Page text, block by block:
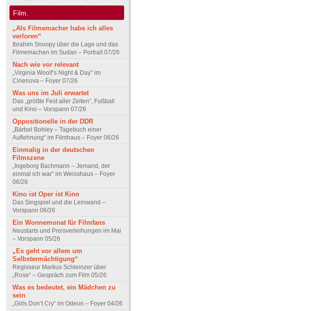
Film.
„Als Filmemacher habe ich alles
verloren“
Ibrahim Snoopy über die Lage und das
Filmemachen im Sudan – Portrait 07/26
Nach wie vor relevant
„Virginia Woolf’s Night & Day“ im
Cinenova – Foyer 07/26
Was uns im Juli erwartet
Das „größte Fest aller Zeiten“, Fußball
und Kino – Vorspann 07/26
Oppositionelle in der DDR
„Bärbel Bohley – Tagebuch einer
Auflehnung“ im Filmhaus – Foyer 06/26
Einmalig in der deutschen
Filmszene
„Ingeborg Bachmann – Jemand, der
einmal ich war“ im Weisshaus – Foyer
06/26
Kino ist Oper ist Kino
Das Singspiel und die Leinwand –
Vorspann 06/26
Ein Wonnemonat für Filmfans
Neustarts und Preisverleihungen im Mai
– Vorspann 05/26
„Es geht vor allem um
Selbstermächtigung“
Regisseur Markus Schleinzer über
„Rose“ – Gespräch zum Film 05/26
Was es bedeutet, ein Mädchen zu
sein
„Girls Don’t Cry“ im Odeon – Foyer 04/26